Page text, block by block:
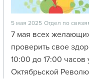
5 мая 2025 Отдел по
7 мая всех
проверить свое
10:00 до 17:00
Октябрьской